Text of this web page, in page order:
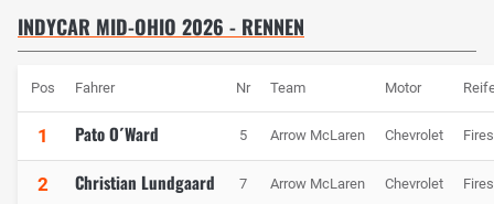
INDYCAR MID-OHIO 2026 - RENNEN
Pos Fahrer Nr Team Motor
1 Pato O´Ward 5 Arrow McLaren Chevrolet
2 Christian Lundgaard 7 Arrow McLaren Chevrolet